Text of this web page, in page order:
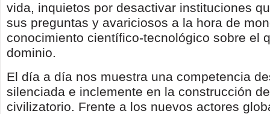
vida, inquietos por desactivar instituciones
sus preguntas y avariciosos a la hora de
conocimiento científico-tecnológico sobre el
dominio.
El día a día nos muestra una competencia
silenciada e inclemente en la construcción
civilizatorio. Frente a los nuevos actores